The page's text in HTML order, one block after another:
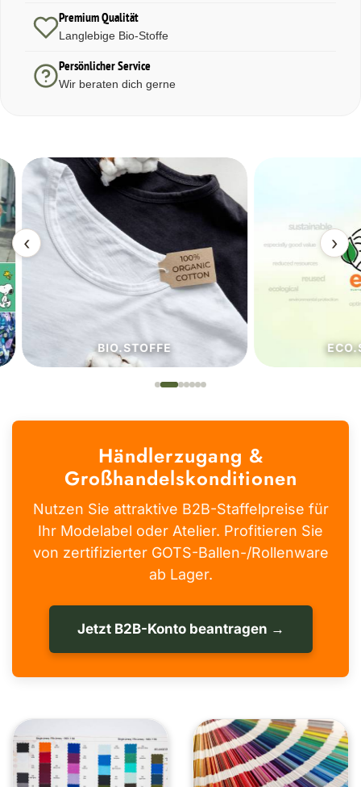
Premium Qualität
Langlebige Bio-Stoffe
Persönlicher Service
Wir beraten dich gerne
‹
BIO.STOFFE
›
Händlerzugang &
Großhandelskonditionen
Nutzen Sie attraktive B2B-Staffelpreise für
Ihr Modelabel oder Atelier. Profitieren Sie
von zertifizierter GOTS-Ballen-/Rollenware
ab Lager.
Jetzt B2B-Konto beantragen →